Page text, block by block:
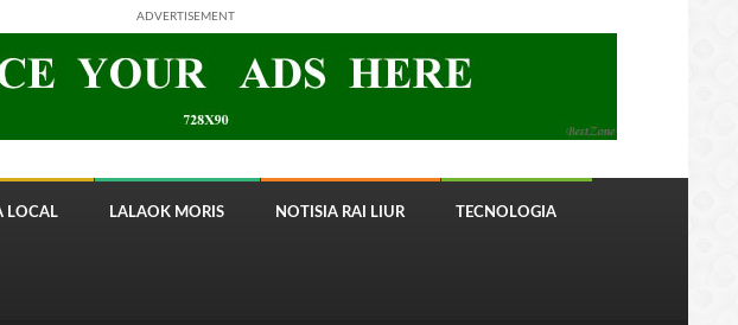
ADVERTISEMENT
LOCAL LALAOK MORIS NOTISIA RAI LIUR TECNOLOGIA